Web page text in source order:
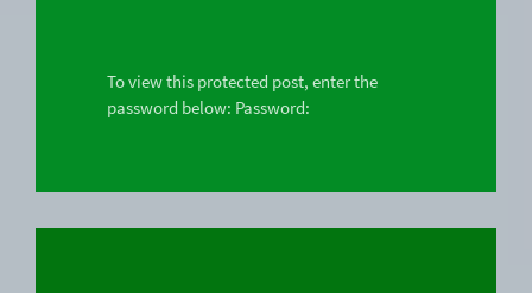
To view this protected post, enter the
password below: Password: